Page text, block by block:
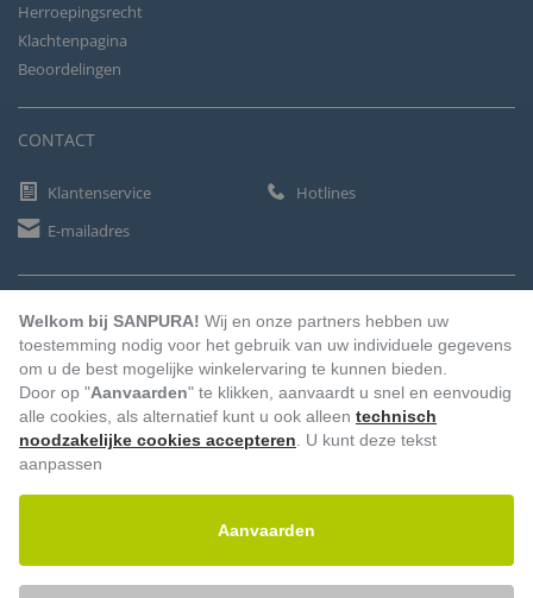
Herroepingsrecht
Klachtenpagina
Beoordelingen
CONTACT
Klantenservice
Hotlines
E-mailadres
Vooruitbetaling Factuur Automatische afschrijving
Welkom bij SANPURA! Wij en onze partners hebben uw
toestemming nodig voor het gebruik van uw individuele gegevens
om u de best mogelijke winkelervaring te kunnen bieden.
Door op "Aanvaarden" te klikken, aanvaardt u snel en eenvoudig
alle cookies, als alternatief kunt u ook alleen technisch
noodzakelijke cookies accepteren . U kunt deze tekst
aanpassen
Aanvaarden